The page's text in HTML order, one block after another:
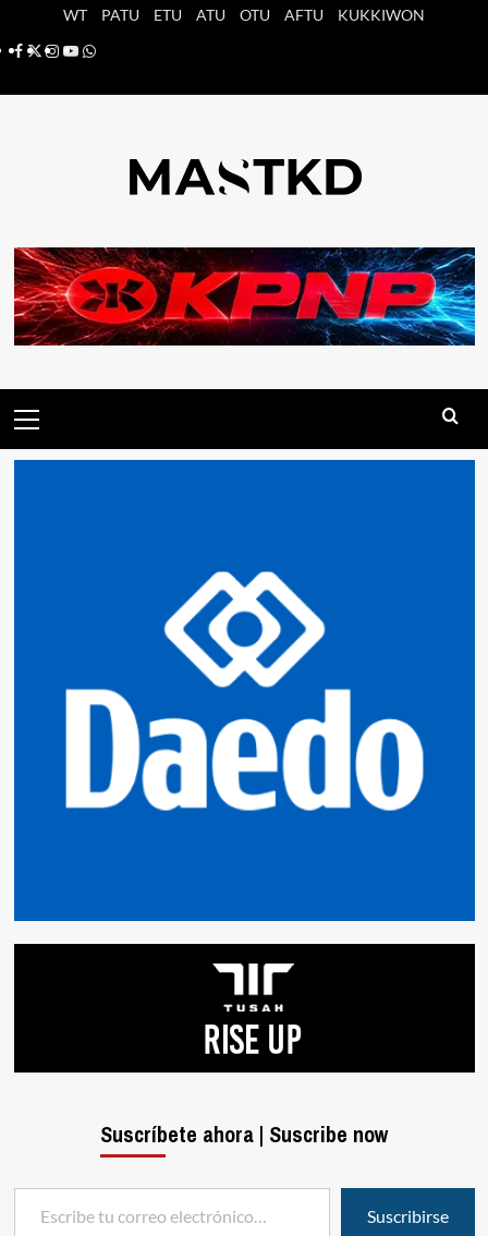
WT PATU ETU ATU OTU AFTU
KUKKIWON
Facebook
X Instagram
YouTube
Whatsapp
principal
Suscríbete ahora | Suscribe now
Escribe tu correo electrónico…
Suscribirse